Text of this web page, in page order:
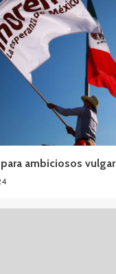
ambiciosos